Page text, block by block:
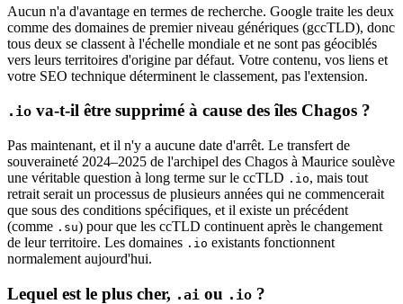
Aucun n'a d'avantage en termes de recherche. Google traite les deux
comme des domaines de premier niveau génériques (gccTLD), donc
tous deux se classent à l'échelle mondiale et ne sont pas géociblés
vers leurs territoires d'origine par défaut. Votre contenu, vos liens et
votre SEO technique déterminent le classement, pas l'extension.
.io va-t-il être supprimé à cause des îles Chagos ?
Pas maintenant, et il n'y a aucune date d'arrêt. Le transfert de
souveraineté 2024–2025 de l'archipel des Chagos à Maurice soulève
une véritable question à long terme sur le ccTLD .io, mais tout
retrait serait un processus de plusieurs années qui ne commencerait
que sous des conditions spécifiques, et il existe un précédent
(comme .su) pour que les ccTLD continuent après le changement
de leur territoire. Les domaines .io existants fonctionnent
normalement aujourd'hui.
Lequel est le plus cher, .ai ou .io ?